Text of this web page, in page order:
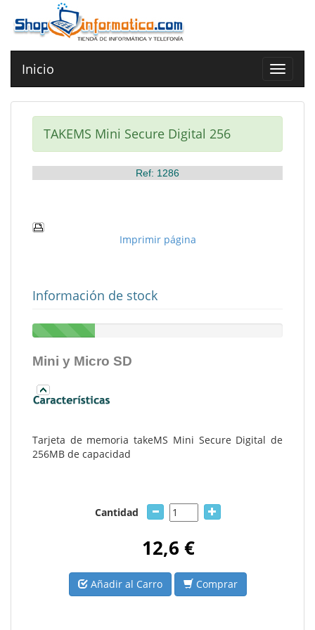
Toggle
Inicio
TAKEMS Mini Secure Digital 256
Ref: 1286
Imprimir página
Información de stock
Mini y Micro SD
Tarjeta de memoria takeMS Mini Secure Digital de
256MB de capacidad
Cantidad
12,6 €
Añadir al Carro Comprar